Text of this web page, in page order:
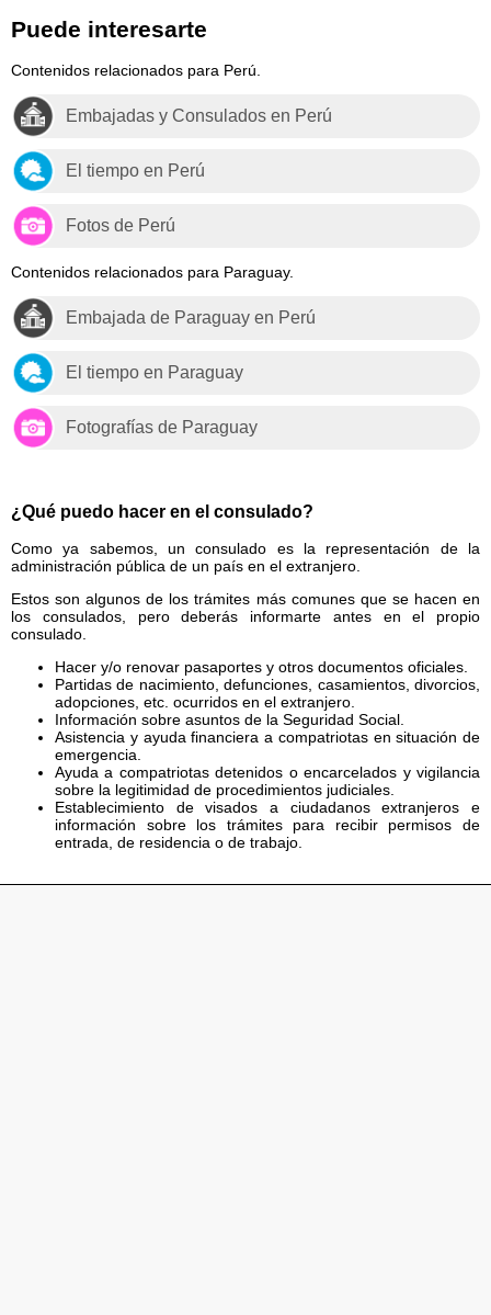
Puede interesarte
Contenidos relacionados para Perú.
Embajadas y Consulados en Perú
El tiempo en Perú
Fotos de Perú
Contenidos relacionados para Paraguay.
Embajada de Paraguay en Perú
El tiempo en Paraguay
Fotografías de Paraguay
¿Qué puedo hacer en el consulado?
Como ya sabemos, un consulado es la representación de la
administración pública de un país en el extranjero.
Estos son algunos de los trámites más comunes que se hacen en
los consulados, pero deberás informarte antes en el propio
consulado.
Hacer y/o renovar pasaportes y otros documentos oficiales.
Partidas de nacimiento, defunciones, casamientos, divorcios,
adopciones, etc. ocurridos en el extranjero.
Información sobre asuntos de la Seguridad Social.
Asistencia y ayuda financiera a compatriotas en situación de
emergencia.
Ayuda a compatriotas detenidos o encarcelados y vigilancia
sobre la legitimidad de procedimientos judiciales.
Establecimiento de visados a ciudadanos extranjeros e
información sobre los trámites para recibir permisos de
entrada, de residencia o de trabajo.